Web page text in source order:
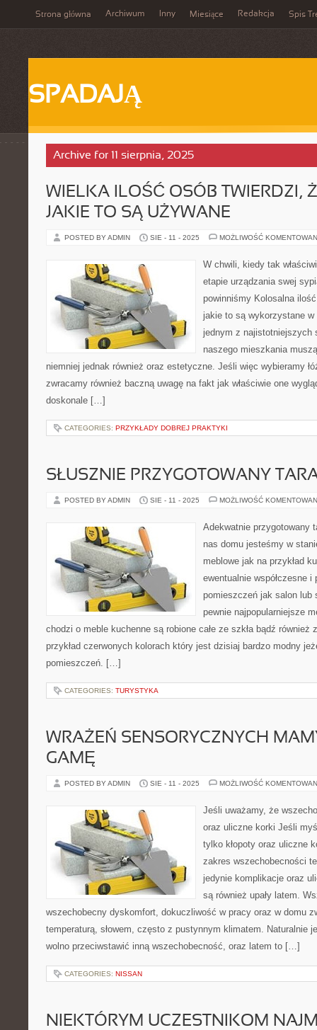
Strona główna Archiwum Inny Miesiące Redakcja Spis
SPADAJĄ
Archive for 11 sierpnia, 2025
WIELKA ILOŚĆ OSÓB TWIERDZI,
JAKIE TO SĄ UŻYWANE
POSTED BY ADMIN SIE - 11 - 2025 MOŻLIWOŚĆ
W chwili, kiedy tak
etapie urządzania swej
powinniśmy Kolosalna
jakie to są wykorzystane
jednym z najistotniejszych
naszego mieszkania
niemniej jednak również oraz estetyczne. Jeśli więc wybieramy
zwracamy również baczną uwagę na fakt jak właściwie one
doskonale […]
CATEGORIES: PRZYKŁADY DOBREJ PRAKTYKI
SŁUSZNIE PRZYGOTOWANY
POSTED BY ADMIN SIE - 11 - 2025 MOŻLIWOŚĆ
Adekwatnie przygotowany
nas domu jesteśmy w
meblowe jak na przykład
ewentualnie współczesne
pomieszczeń jak salon lub
pewnie najpopularniejsze
chodzi o meble kuchenne są robione całe ze szkła bądź również
przykład czerwonych kolorach który jest dzisiaj bardzo modny
pomieszczeń. […]
CATEGORIES: TURYSTYKA
WRAŻEŃ SENSORYCZNYCH
GAMĘ
POSTED BY ADMIN SIE - 11 - 2025 MOŻLIWOŚĆ
Jeśli uważamy, że
oraz uliczne korki Jeśli
tylko kłopoty oraz uliczne
zakres wszechobecności
jedynie komplikacje oraz
są również upały latem.
wszechobecny dyskomfort, dokuczliwość w pracy oraz w domu
temperaturą, słowem, często z pustynnym klimatem. Naturalnie
wolno przeciwstawić inną wszechobecność, oraz latem to […]
CATEGORIES: NISSAN
NIEKTÓRYM UCZESTNIKOM